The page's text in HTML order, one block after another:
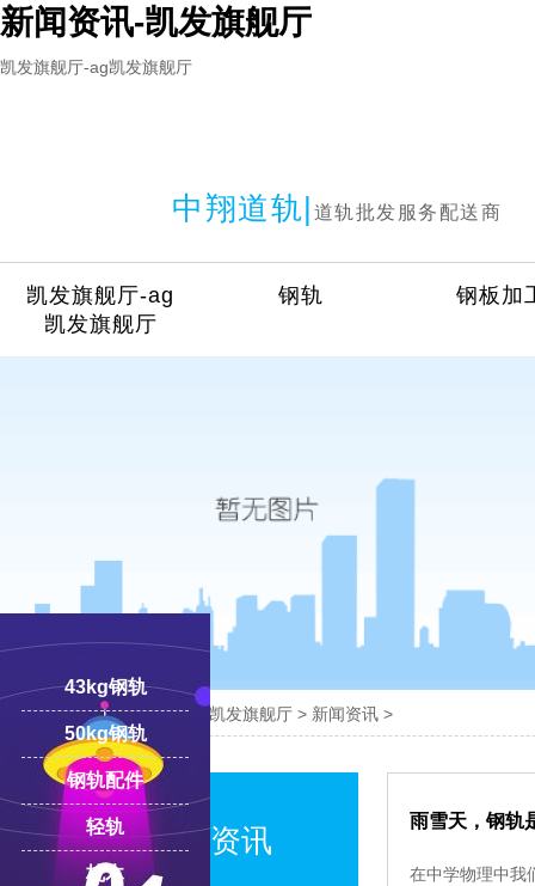
新闻资讯-凯发旗舰厅
凯发旗舰厅-ag凯发旗舰厅
中翔道轨| 道轨批发服务配送商
线: 18100332293
凯发旗舰厅-ag
凯发旗舰厅
钢轨 钢板加
您的位置：凯发旗舰厅-ag凯发旗舰厅 > 新闻资讯 >
雨雪天，钢轨
在中学物理中我
中翔案例资讯
43kg钢轨
50kg钢轨
钢轨配件
轻轨
枕木